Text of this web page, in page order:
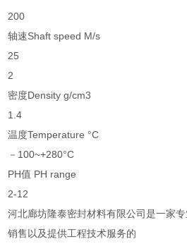
200
轴速Shaft speed M/s
25
2
密度Density g/cm3
1.4
温度Temperature °C
－100~+280°C
PH值 PH range
2-12
河北廊坊隆泰密封材料有限公司是一家专
销售以及提供工程技术服务的